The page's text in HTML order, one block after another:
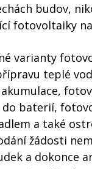
budov,
fotovoltaiky
varianty
teplé
baterií,
a také
žádosti
a dokonce